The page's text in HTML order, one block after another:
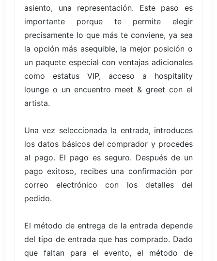
asiento, una representación. Este paso es
importante porque te permite elegir
precisamente lo que más te conviene, ya sea
la opción más asequible, la mejor posición o
un paquete especial con ventajas adicionales
como estatus VIP, acceso a hospitality
lounge o un encuentro meet & greet con el
artista.
Una vez seleccionada la entrada, introduces
los datos básicos del comprador y procedes
al pago. El pago es seguro. Después de un
pago exitoso, recibes una confirmación por
correo electrónico con los detalles del
pedido.
El método de entrega de la entrada depende
del tipo de entrada que has comprado. Dado
que faltan para el evento, el método de